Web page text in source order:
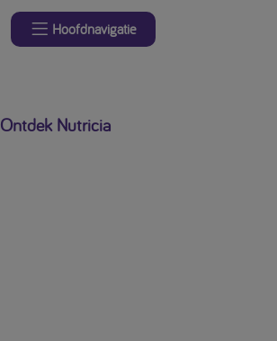
Hoofdnavigatie
Ontdek Nutricia